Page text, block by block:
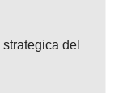
del